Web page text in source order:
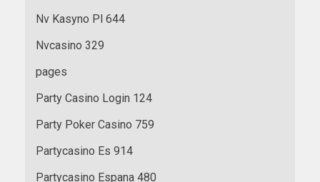
Nv Kasyno Pl 644
Nvcasino 329
pages
Party Casino Login 124
Party Poker Casino 759
Partycasino Es 914
Partycasino Espana 480